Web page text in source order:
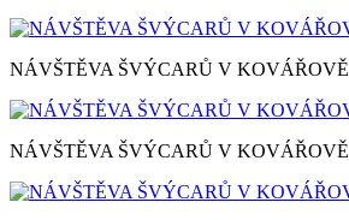
NÁVŠTĚVA ŠVÝCARŮ V KOVÁŘOVĚ
NÁVŠTĚVA ŠVÝCARŮ V KOVÁŘOVĚ